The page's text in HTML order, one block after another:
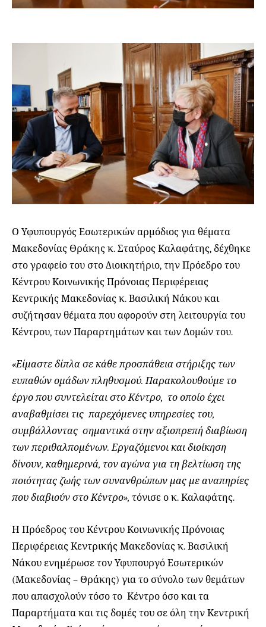
Ο Υφυπουργός Εσωτερικών αρμόδιος για θέματα
Μακεδονίας Θράκης κ. Σταύρος Καλαφάτης, δέχθηκε
στο γραφείο του στο Διοικητήριο, την Πρόεδρο του
Κέντρου Κοινωνικής Πρόνοιας Περιφέρειας
Κεντρικής Μακεδονίας κ. Βασιλική Νάκου και
συζήτησαν θέματα που αφορούν στη λειτουργία του
Κέντρου, των Παραρτημάτων και των Δομών του.
«Είμαστε δίπλα σε κάθε προσπάθεια στήριξης των
ευπαθών ομάδων πληθυσμού. Παρακολουθούμε το
έργο που συντελείται στο Κέντρο, το οποίο έχει
αναβαθμίσει τις παρεχόμενες υπηρεσίες του,
συμβάλλοντας σημαντικά στην αξιοπρεπή διαβίωση
των περιθαλπομένων. Εργαζόμενοι και διοίκηση
δίνουν, καθημερινά, τον αγώνα για τη βελτίωση της
ποιότητας ζωής των συνανθρώπων μας με αναπηρίες
που διαβιούν στο Κέντρο», τόνισε ο κ. Καλαφάτης.
Η Πρόεδρος του Κέντρου Κοινωνικής Πρόνοιας
Περιφέρειας Κεντρικής Μακεδονίας κ. Βασιλική
Νάκου ενημέρωσε τον Υφυπουργό Εσωτερικών
(Μακεδονίας – Θράκης) για το σύνολο των θεμάτων
που απασχολούν τόσο το Κέντρο όσο και τα
Παραρτήματα και τις δομές του σε όλη την Κεντρική